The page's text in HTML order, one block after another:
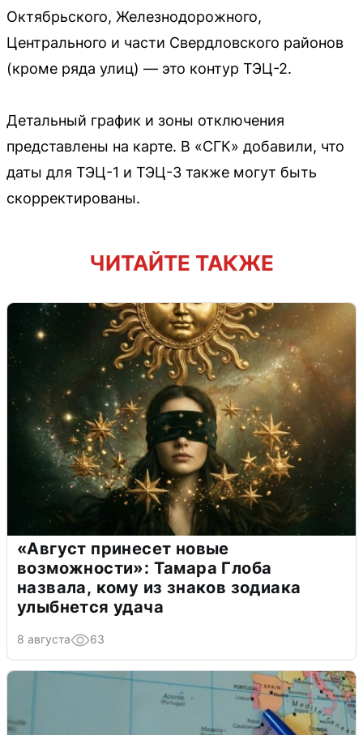
Октябрьского, Железнодорожного,
Центрального и части Свердловского районов
(кроме ряда улиц) — это контур ТЭЦ-2.
Детальный график и зоны отключения
представлены на карте. В «СГК» добавили, что
даты для ТЭЦ-1 и ТЭЦ-3 также могут быть
скорректированы.
ЧИТАЙТЕ ТАКЖЕ
«Август принесет новые
возможности»: Тамара Глоба
назвала, кому из знаков зодиака
улыбнется удача
8 августа 63